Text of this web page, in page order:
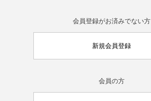
会員登録がお済みでない方
新規会員登録
会員の方